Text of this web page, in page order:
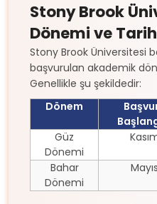
Stony Brook
Dönemi ve
Stony Brook Üniversitesi
başvurulan akademik
Genellikle şu şekildedir:
Dönem
Güz
Dönemi
Bahar
Dönemi
Mayıs